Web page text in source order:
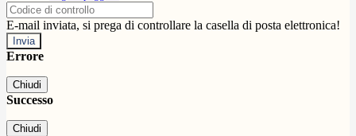
E-mail inviata, si prega di controllare la casella di posta elettronica!
Errore
Chiudi
Successo
Chiudi